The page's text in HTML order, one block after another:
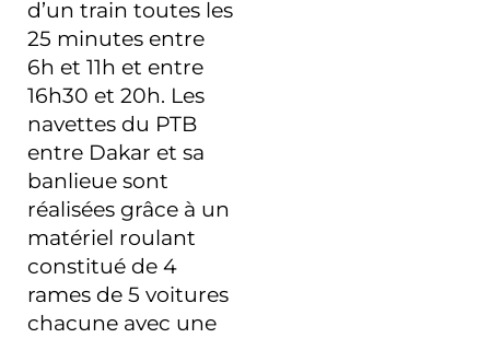
d’un train toutes les
25 minutes entre
6h et 11h et entre
16h30 et 20h. Les
navettes du PTB
entre Dakar et sa
banlieue sont
réalisées grâce à un
matériel roulant
constitué de 4
rames de 5 voitures
chacune avec une